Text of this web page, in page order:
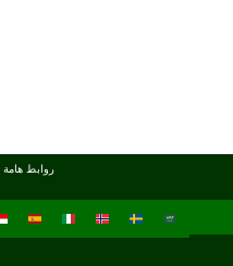
روابط هامة